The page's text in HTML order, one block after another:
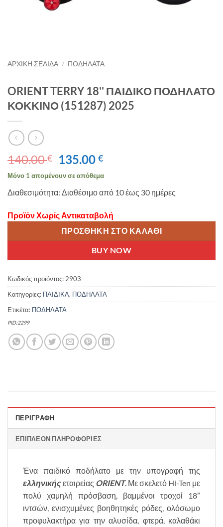
ΑΡΧΙΚΉ ΣΕΛΊΔΑ / ΠΟΔΗΛΑΤΑ
ORIENT TERRY 18'' ΠΑΙΔΙΚΟ ΠΟΔΗΛΑΤΟ
ΚΟΚΚΙΝΟ (151287) 2025
140.00€
Original
price
was:
140.00 €.
135.00€Η
τρέχουσα
τιμή
είναι:
Μόνο 1 απομένουν σε απόθεμα
Διαθεσιμότητα: Διαθέσιμο από 10 έως 30 ημέρες
Προϊόν Χωρίς Αντικαταβολή
ΠΡΟΣΘΉΚΗ ΣΤΟ ΚΑΛΆΘΙ
BUY NOW
Κωδικός προϊόντος: 2903
Κατηγορίες: ΠΑΙΔΙΚΑ, ΠΟΔΗΛΑΤΑ
Ετικέτα: ΠΟΔΗΛΑΤΑ
PID:2299
ΠΕΡΙΓΡΑΦΉ
ΕΠΙΠΛΈΟΝ ΠΛΗΡΟΦΟΡΊΕΣ
Ένα παιδικό ποδήλατο με την υπογραφή της
ελληνικήςεταιρείας ORIENT. Με σκελετό Hi-Ten με
πολύ χαμηλή πρόσβαση, βαμμένοι τροχοί 18”
ιντσών, ενισχυμένες βοηθητηκές ρόδες, ολόσωμο
προφυλακτήρα για την αλυσίδα, φτερά, καλαθάκι